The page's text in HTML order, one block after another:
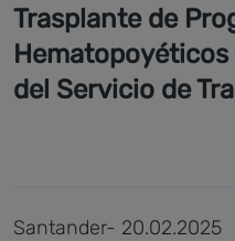
Trasplante de
Hematopoyéticos
del Servicio de
Santander- 20.02.2025